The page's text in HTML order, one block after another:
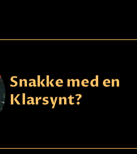
Snakke med en
Klarsynt?